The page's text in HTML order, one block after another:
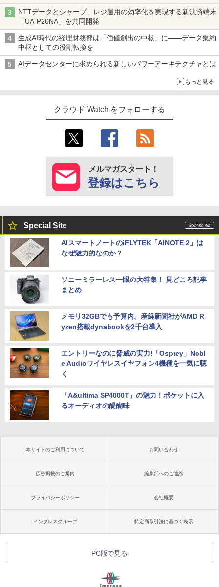
NTTデータとシャープ、レジ運用の効率化を実現する新決済端末
「UA-P20NA」を共同開発
生成AI時代の経理財務部は「価値創出の中核」に――データ集約
中枢としての役割転換を
AIデータセンターに求められる新しいパワーアーキテクチャとは
もっと見る
クラウド Watch をフォローする
メルマガスタート！
登録はこちら
Special Site
AIスマートノートのiFLYTEK「AINOTE 2」は
なぜ魅力的なのか？
ソニーミラーレス一眼の大特集！ 見どころ記事
まとめ
メモリ32GBでも予算内。産経新聞社がAMD R
yzen搭載dynabookを2千台導入
エントリーなのに脅威の実力!「Osprey」Nobl
e Audioワイヤレスイヤフォン4機種を一気に聴
く
「A&ultima SP4000T」の魅力！ポケットに入
るオーディオの醍醐味
本サイトのご利用について お問い合わせ
広告掲載のご案内 編集部へのご連絡
プライバシーポリシー 会社概要
インプレスグループ 特定商取引法に基づく表示
PC版で見る